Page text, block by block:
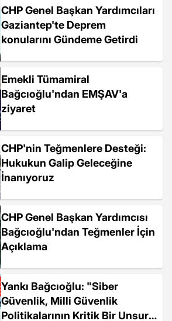
CHP Genel Başkan Yardımcıları
Gaziantep'te Deprem
konularını Gündeme Getirdi
Emekli Tümamiral
Bağcıoğlu'ndan EMŞAV'a
ziyaret
CHP'nin Teğmenlere Desteği:
Hukukun Galip Geleceğine
İnanıyoruz
CHP Genel Başkan Yardımcısı
Bağcıoğlu'ndan Teğmenler İçin
Açıklama
Yankı Bağcıoğlu: "Siber
Güvenlik, Milli Güvenlik
Politikalarının Kritik Bir Unsuru